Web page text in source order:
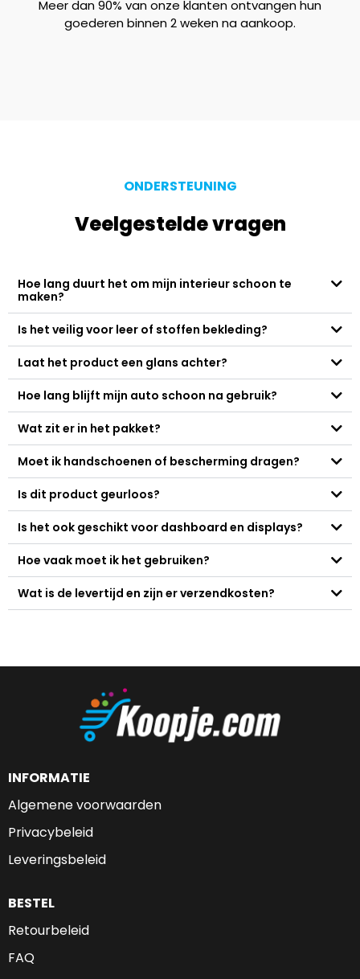
Meer dan 90% van onze klanten ontvangen hun
goederen binnen 2 weken na aankoop.
ONDERSTEUNING
Veelgestelde vragen
Hoe lang duurt het om mijn interieur schoon te
maken?
Is het veilig voor leer of stoffen bekleding?
Laat het product een glans achter?
Hoe lang blijft mijn auto schoon na gebruik?
Wat zit er in het pakket?
Moet ik handschoenen of bescherming dragen?
Is dit product geurloos?
Is het ook geschikt voor dashboard en displays?
Hoe vaak moet ik het gebruiken?
Wat is de levertijd en zijn er verzendkosten?
INFORMATIE
Algemene voorwaarden
Privacybeleid
Leveringsbeleid
BESTEL
Retourbeleid
FAQ